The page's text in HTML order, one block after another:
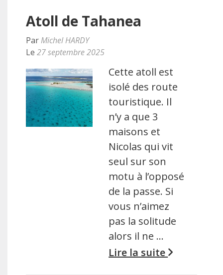
Atoll de Tahanea
ParMichel HARDY
Le 27 septembre 2025
Cette atoll est
isolé des route
touristique. Il
n’y a que 3
maisons et
Nicolas qui vit
seul sur son
motu à l’opposé
de la passe. Si
vous n’aimez
pas la solitude
alors il ne …
Lire la suite